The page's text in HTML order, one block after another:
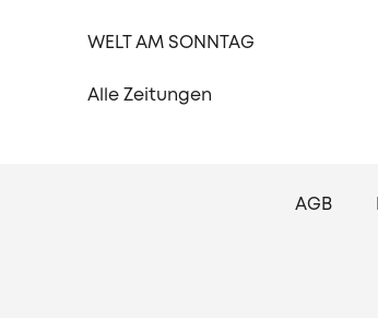
WELT AM SONNTAG
Alle Zeitungen
AGB